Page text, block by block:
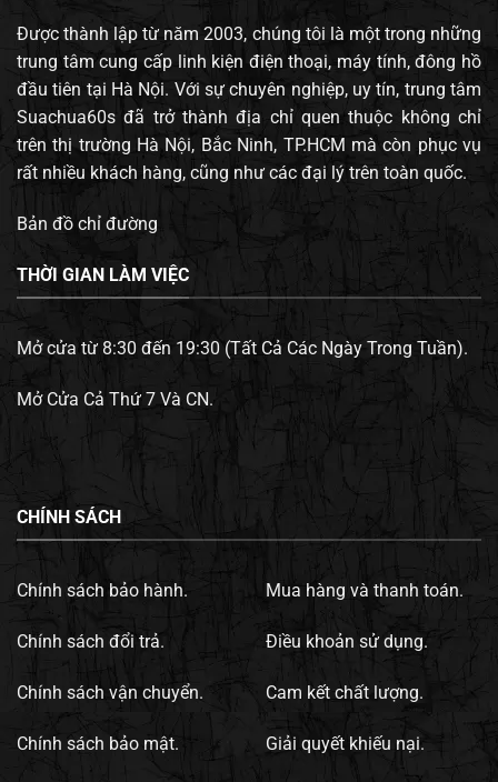
Được thành lập từ năm 2003, chúng tôi là một trong những
trung tâm cung cấp linh kiện điện thoại, máy tính, đông hồ
đầu tiên tại Hà Nội. Với sự chuyên nghiệp, uy tín, trung tâm
Suachua60s đã trở thành địa chỉ quen thuộc không chỉ
trên thị trường Hà Nội, Bắc Ninh, TP.HCM mà còn phục vụ
rất nhiều khách hàng, cũng như các đại lý trên toàn quốc.
Bản đồ chỉ đường
THỜI GIAN LÀM VIỆC
Mở cửa từ 8:30 đến 19:30 (Tất Cả Các Ngày Trong Tuần).
Mở Cửa Cả Thứ 7 Và CN.
CHÍNH SÁCH
Chính sách bảo hành.
Chính sách đổi trả.
Chính sách vận chuyển.
Chính sách bảo mật.
Mua hàng và thanh toán.
Điều khoản sử dụng.
Cam kết chất lượng.
Giải quyết khiếu nại.